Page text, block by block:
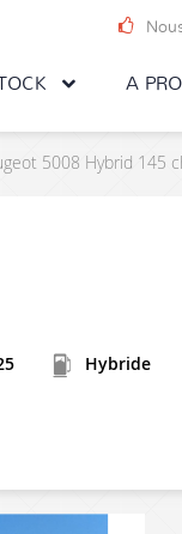
A
5008 Hybrid 145
Hybride